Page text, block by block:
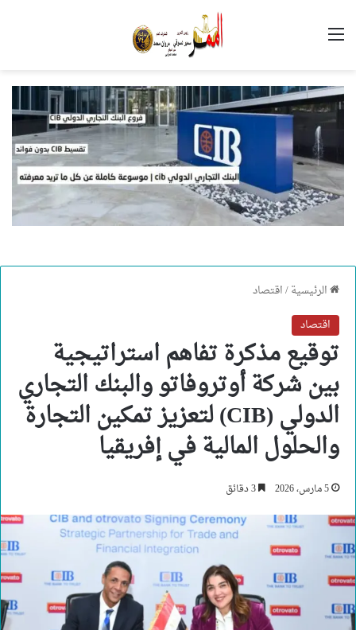
القائمة
الرئيسية/اقتصاد
اقتصاد
توقيع مذكرة تفاهم استراتيجية
بين شركة أوتروفاتو والبنك التجاري
الدولي (CIB) لتعزيز تمكين التجارة
والحلول المالية في إفريقيا
5 مارس، 2026